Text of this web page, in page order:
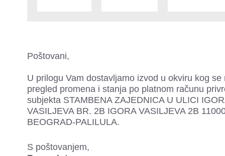
Poštovani,
U prilogu Vam dostavljamo izvod u okviru kog se
pregled promena i stanja po platnom računu
subjekta STAMBENA ZAJEDNICA U ULICI
VASILJEVA BR. 2B IGORA VASILJEVA 2B
BEOGRAD-PALILULA.
S poštovanjem,